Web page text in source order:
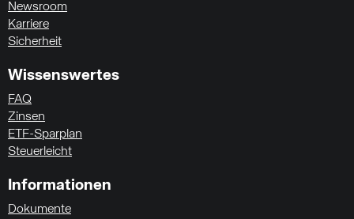
Newsroom
Karriere
Sicherheit
Wissenswertes
FAQ
Zinsen
ETF-Sparplan
Steuerleicht
Informationen
Dokumente